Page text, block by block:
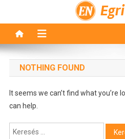
NOTHING FOUND
It seems we can’t find what you’re
can help.
Keresés: